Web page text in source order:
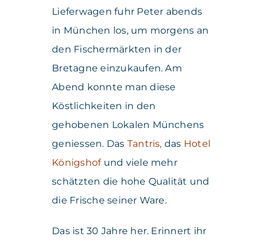
Lieferwagen fuhr Peter abends
in München los, um morgens an
den Fischermärkten in der
Bretagne einzukaufen. Am
Abend konnte man diese
Köstlichkeiten in den
gehobenen Lokalen Münchens
geniessen. Das Tantris, das Hotel
Königshof und viele mehr
schätzten die hohe Qualität und
die Frische seiner Ware.
Das ist 30 Jahre her. Erinnert ihr